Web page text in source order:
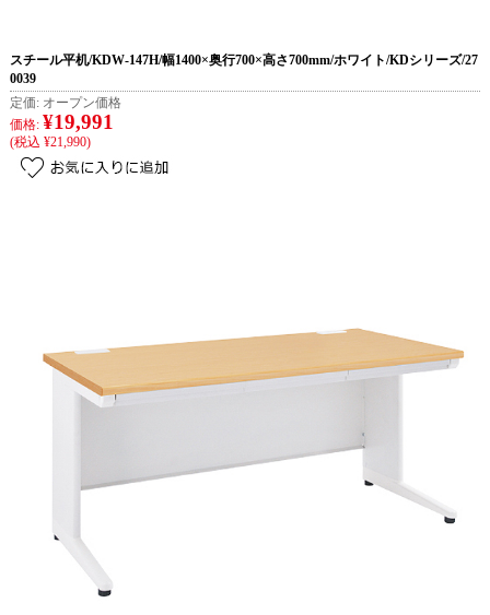
スチール平机/KDW-147H/幅1400×奥行700×高さ700mm/ホワイト/KDシリーズ/27
0039
定価: オープン価格
価格: ¥19,991
(税込 ¥21,990)